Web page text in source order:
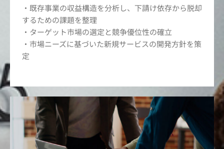
・既存事業の収益構造を分析し、下請け依存から脱却
するための課題を整理
・ターゲット市場の選定と競争優位性の確立
・市場ニーズに基づいた新規サービスの開発方針を策
定